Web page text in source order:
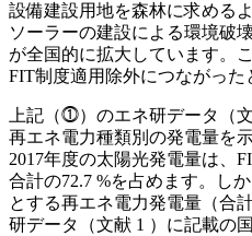
設備建設用地を森林に求める
ソーラーの建設による環境破
が全国的に拡大しています。
FIT制度適用除外につながった
上記（⓵）のエネ研データ（
再エネ電力種類別の発電量を
2017年度の太陽光発電量は、
合計の72.7 %を占めます。し
とする再エネ電力発電量（合
研データ（文献 1 ）に記載の